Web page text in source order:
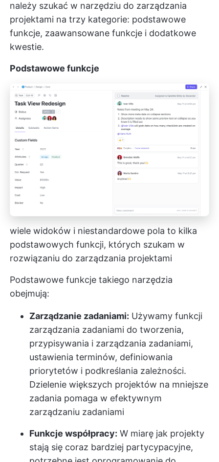
należy szukać w narzędziu do zarządzania
projektami na trzy kategorie: podstawowe
funkcje, zaawansowane funkcje i dodatkowe
kwestie.
Podstawowe funkcje
wiele widoków i niestandardowe pola to kilka
podstawowych funkcji, których szukam w
rozwiązaniu do zarządzania projektami
Podstawowe funkcje takiego narzędzia
obejmują:
Zarządzanie zadaniami: Używamy funkcji
zarządzania zadaniami do tworzenia,
przypisywania i zarządzania zadaniami,
ustawienia terminów, definiowania
priorytetów i podkreślania zależności.
Dzielenie większych projektów na mniejsze
zadania pomaga w efektywnym
zarządzaniu zadaniami
Funkcje współpracy: W miarę jak projekty
stają się coraz bardziej partycypacyjne,